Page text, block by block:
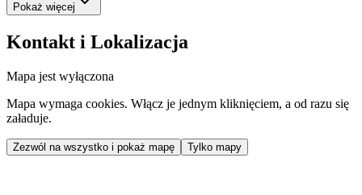
Pokaż więcej
Kontakt i Lokalizacja
Mapa jest wyłączona
Mapa wymaga cookies. Włącz je jednym kliknięciem, a od razu się
załaduje.
Zezwól na wszystko i pokaż mapę Tylko mapy